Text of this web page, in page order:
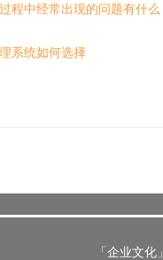
程中经常出现的问题有什么
系统如何选择
「企业文化」